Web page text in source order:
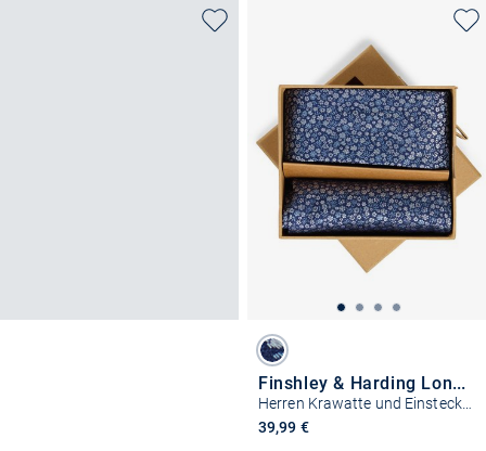
Finshley & Harding London
Herren Krawatte und Einstecktuch aus Seide
39,99 €